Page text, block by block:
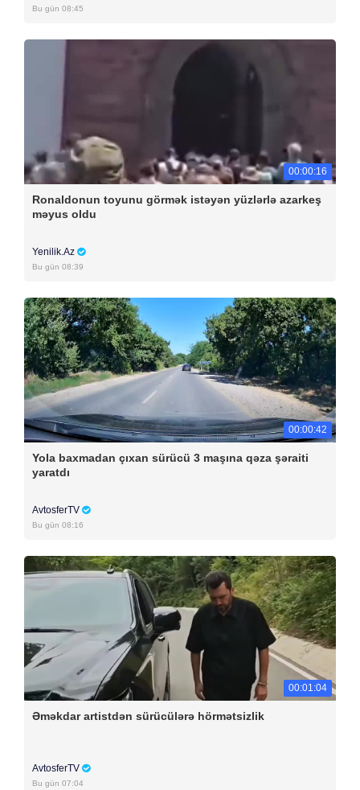
Bu gün 08:45
00:00:16
Ronaldonun toyunu görmək istəyən yüzlərlə azarkeş
məyus oldu
Yenilik.Az
Bu gün 08:39
00:00:42
Yola baxmadan çıxan sürücü 3 maşına qəza şəraiti
yaratdı
AvtosferTV
Bu gün 08:16
00:01:04
Əməkdar artistdən sürücülərə hörmətsizlik
AvtosferTV
Bu gün 07:04